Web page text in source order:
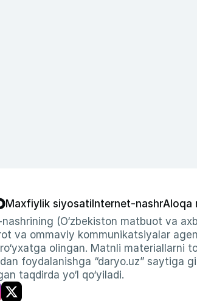
Maxfiylik siyosati Internet-nashrAloqa
(O‘zbekiston matbuot va
va ommaviy kommunikatsiyalar
olingan. Matnli materiallarni
foydalanishga “daryo.uz” saytiga
taqdirda yo‘l qo‘yiladi.